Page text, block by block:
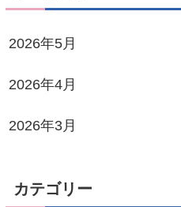
2026年5月
2026年4月
2026年3月
カテゴリー